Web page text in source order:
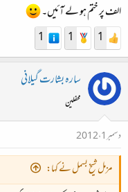
الف پر ختم ہو لے آئیں۔
1
1
1
سارہ بشارت گیلانی
محفلین
دسمبر 1، 2012
مزمل شیخ بسمل نے کہا: